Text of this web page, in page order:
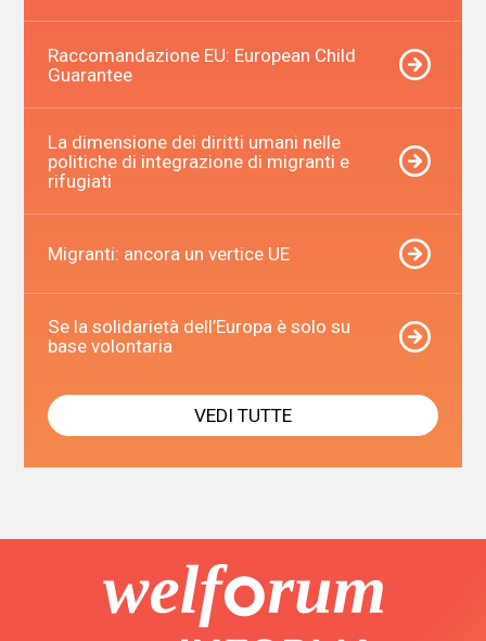
Raccomandazione EU: European Child
Guarantee
La dimensione dei diritti umani nelle
politiche di integrazione di migranti e
rifugiati
Migranti: ancora un vertice UE
Se la solidarietà dell’Europa è solo su
base volontaria
VEDI TUTTE